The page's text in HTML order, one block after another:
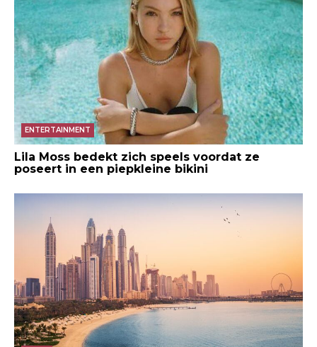
ENTERTAINMENT
Lila Moss bedekt zich speels voordat ze
poseert in een piepkleine bikini